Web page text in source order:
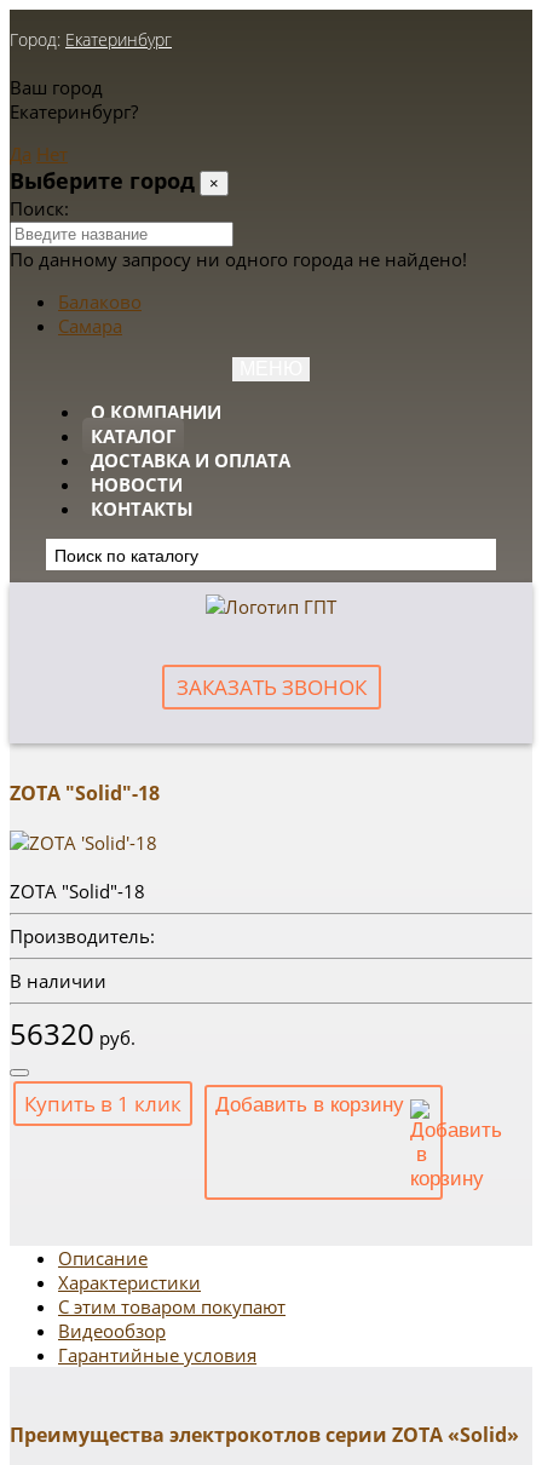
Город: Екатеринбург
Ваш город
Екатеринбург?
Да Нет
Выберите город ×
Поиск:
По данному запросу ни одного города не найдено!
Балаково
Самара
О КОМПАНИИ
КАТАЛОГ
ДОСТАВКА И ОПЛАТА
НОВОСТИ
КОНТАКТЫ
ЗАКАЗАТЬ ЗВОНОК
ZOTA "Solid"-18
ZOTA "Solid"-18
Производитель:
В наличии
56320 руб.
Купить в 1 клик Добавить в корзину
Описание
Характеристики
С этим товаром покупают
Видеообзор
Гарантийные условия
Преимущества электрокотлов серии ZOTA «Solid»